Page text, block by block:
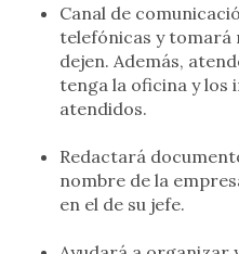
Canal de
telefónicas y tomará
dejen. Además,
tenga la oficina y
atendidos.
Redactará
nombre de la
en el de su jefe.